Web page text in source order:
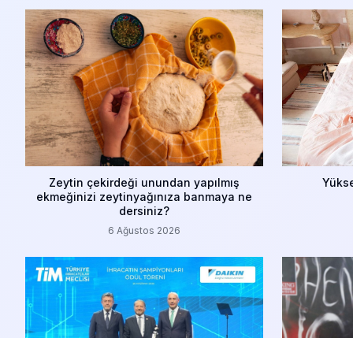
Zeytin çekirdeği unundan yapılmış
ekmeğinizi zeytinyağınıza banmaya ne
dersiniz?
6 Ağustos 2026